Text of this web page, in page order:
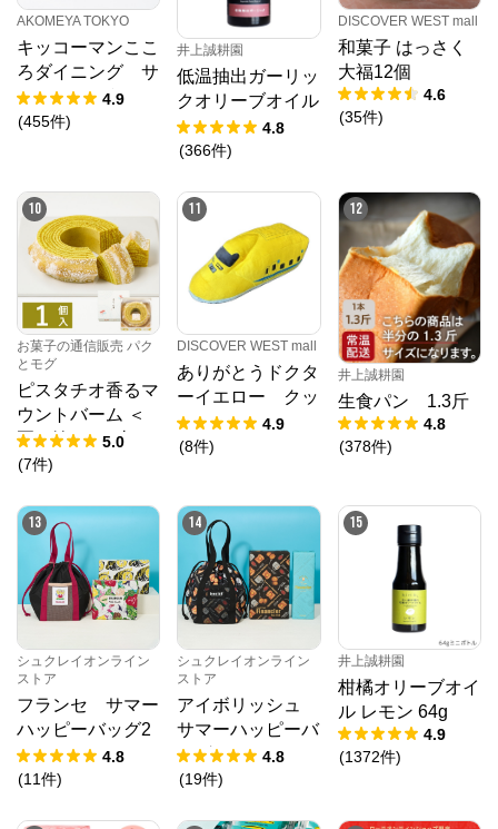
AKOMEYA TOKYO
キッコーマンここ
ろダイニング サ
クサクしょうゆア
ーモンド ペッパ
4.9
(455件)
井上誠耕園
低温抽出ガーリッ
クオリーブオイル
64g
4.8
(366件)
DISCOVER WEST mall
和菓子 はっさく
大福12個
4.6
(35件)
10
お菓子の通信販売 パク
とモグ
ピスタチオ香るマ
ウントバーム ＜
夏の輪＞ 1山
5.0
(7件)
11
DISCOVER WEST mall
ありがとうドクタ
ーイエロー クッ
ション
4.9
(8件)
12
井上誠耕園
生食パン 1.3斤
4.8
(378件)
13
シュクレイオンライン
ストア
フランセ サマー
ハッピーバッグ2
026
4.8
(11件)
14
シュクレイオンライン
ストア
アイボリッシュ
サマーハッピーバ
ッグ2026 4.8
(19件)
15
井上誠耕園
柑橘オリーブオイ
ル レモン 64g
4.9
(1372件)